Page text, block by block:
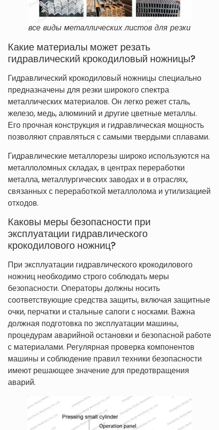
все виды металлических листов для резки
Какие материалы может резать
гидравлический крокодиловый ножницы?
Гидравлический крокодиловый ножницы специально
предназначены для резки широкого спектра
металлических материалов. Он легко режет сталь,
железо, медь, алюминий и другие цветные металлы.
Его прочная конструкция и гидравлическая мощность
позволяют справляться с самыми твердыми сплавами.
Гидравлические металлорезы широко используются на
металлоломных складах, в центрах переработки
металла, металлургических заводах и в отраслях,
связанных с переработкой металлолома и утилизацией
отходов.
Каковы меры безопасности при
эксплуатации гидравлического
крокодилового ножниц?
При эксплуатации гидравлического крокодилового
ножниц необходимо строго соблюдать меры
безопасности. Операторы должны носить
соответствующие средства защиты, включая защитные
очки, перчатки и стальные сапоги с носками. Важна
должная подготовка по эксплуатации машины,
процедурам аварийной остановки и безопасной работе
с материалами. Регулярная проверка компонентов
машины и соблюдение правил техники безопасности
имеют решающее значение для предотвращения
аварий.